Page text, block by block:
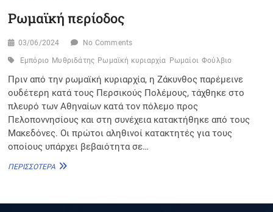
Ρωμαϊκή περίοδος
03/06/2024 No Comments
Εμπόριο Μυθριδάτης Ρωμαϊκή κυριαρχία Ρωμαίοι Φούλβιο
Πριν από την ρωμαϊκή κυριαρχία, η Ζάκυνθος παρέμεινε
ουδέτερη κατά τους Περσικούς Πολέμους, τάχθηκε στο
πλευρό των Αθηναίων κατά τον πόλεμο προς
Πελοποννησίους και στη συνέχεια κατακτήθηκε από τους
Μακεδόνες. Οι πρώτοι αληθινοί κατακτητές για τους
οποίους υπάρχει βεβαιότητα σε…
ΠΕΡΙΣΣΌΤΕΡΑ ΡΩΜΑΪΚΉ